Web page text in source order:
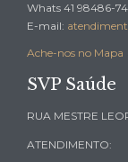
Whats 41 98486-
E-mail:
Ache-nos no Mapa
SVP Saúde
RUA MESTRE
ATENDIMENTO: